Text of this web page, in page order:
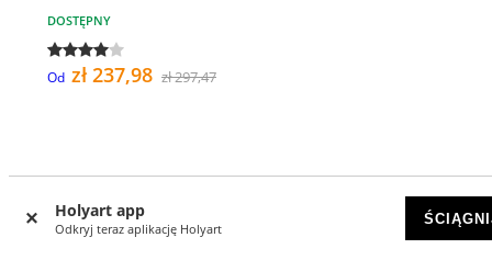
Holyart app
Odkryj teraz aplikację Holyart
DOSTĘPNY
Od zł 237,98 zł 297,47